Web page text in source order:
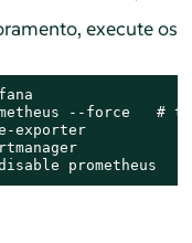
execute os
ceph orch rm node-exporter
ceph orch rm alertmanager
prometheus